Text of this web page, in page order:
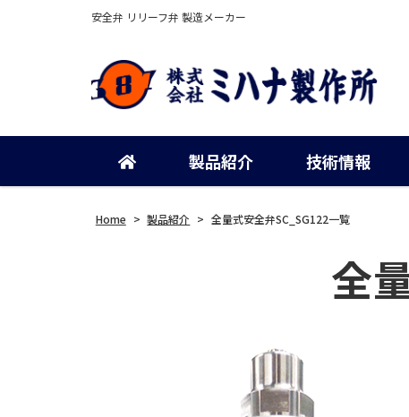
安全弁 リリーフ弁 製造メーカー
製品紹介 技術情報
Home > 製品紹介 > 全量式安全弁SC_SG122一覧
全